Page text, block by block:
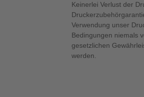
Keinerlei Verlust der
Verwendung unser
Bedingungen niemals
gesetzlichen
werden.